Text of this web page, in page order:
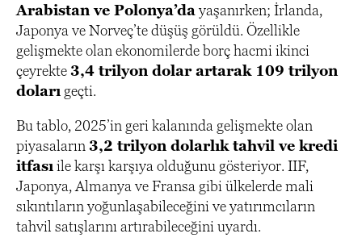
Arabistan ve Polonya’da yaşanırken; İrlanda,
Japonya ve Norveç’te düşüş görüldü. Özellikle
gelişmekte olan ekonomilerde borç hacmi ikinci
çeyrekte3,4 trilyon dolar artarak 109 trilyon
doları geçti.
Bu tablo, 2025’in geri kalanında gelişmekte olan
piyasaların 3,2 trilyon dolarlık tahvil ve kredi
itfası ile karşı karşıya olduğunu gösteriyor. IIF,
Japonya, Almanya ve Fransa gibi ülkelerde mali
sıkıntıların yoğunlaşabileceğini ve yatırımcıların
tahvil satışlarını artırabileceğini uyardı.